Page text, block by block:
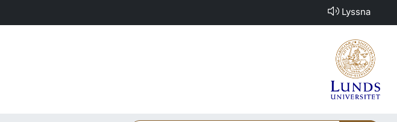
Lyssna